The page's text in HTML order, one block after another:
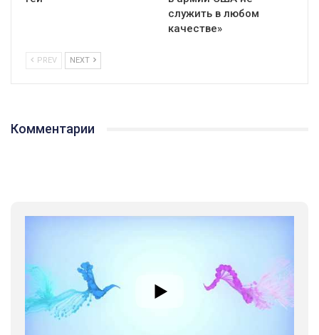
служить в любом
качестве»
PREV NEXT
Комментарии